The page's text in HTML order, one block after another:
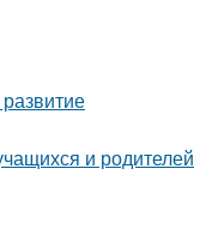
и родителей